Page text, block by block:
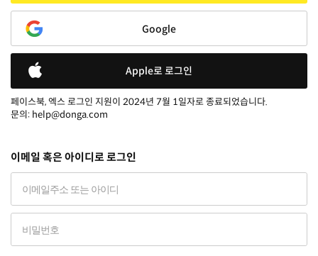
Google
Apple로 로그인
페이스북, 엑스 로그인 지원이 2024년 7월 1일자로 종료되었습니다.
문의: help@donga.com
이메일 혹은 아이디로 로그인